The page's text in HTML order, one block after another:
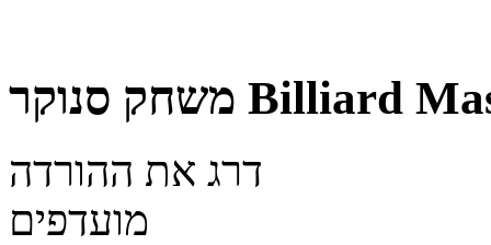
Billiard
דרג את ההורדה
מועדפים